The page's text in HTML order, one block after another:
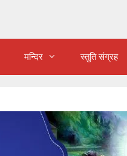
मन्दिर स्तुति संग्रह